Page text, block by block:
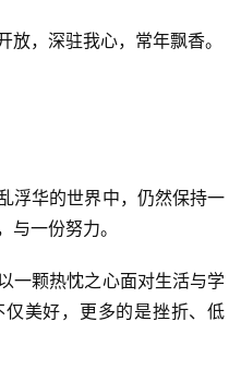
，深驻我心，常年飘香。
浮华的世界中，仍然保持一
一份努力。
一颗热忱之心面对生活与学
美好，更多的是挫折、低